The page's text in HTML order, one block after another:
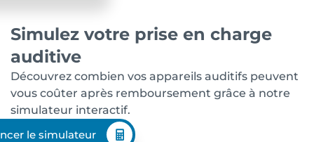
Simulez votre prise en charge
auditive
Découvrez combien vos appareils auditifs peuvent
vous coûter après remboursement grâce à notre
simulateur interactif.
le simulateur